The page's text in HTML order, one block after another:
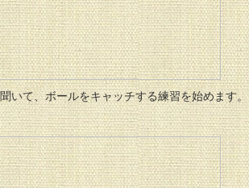
いて、ボールをキャッチする練習を始めます。